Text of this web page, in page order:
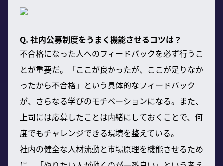
Q. 社内公募制度をうまく機能させるコツは？
不合格になった人へのフィードバックを必ず行うこ
とが重要だ。「ここが良かったが、ここが足りなか
ったから不合格」という具体的なフィードバック
が、さらなる学びのモチベーションになる。また、
上司には応募したことは内緒にしておくことで、何
度でもチャレンジできる環境を整えている。
社内の健全な人材流動と市場原理を機能させるため